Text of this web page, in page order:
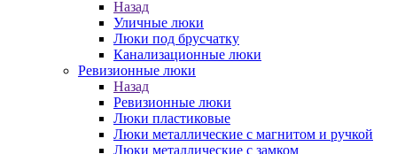
Назад
Уличные люки
Люки под брусчатку
Канализационные люки
Ревизионные люки
Назад
Ревизионные люки
Люки пластиковые
Люки металлические с магнитом и ручкой
Люки металлические с замком